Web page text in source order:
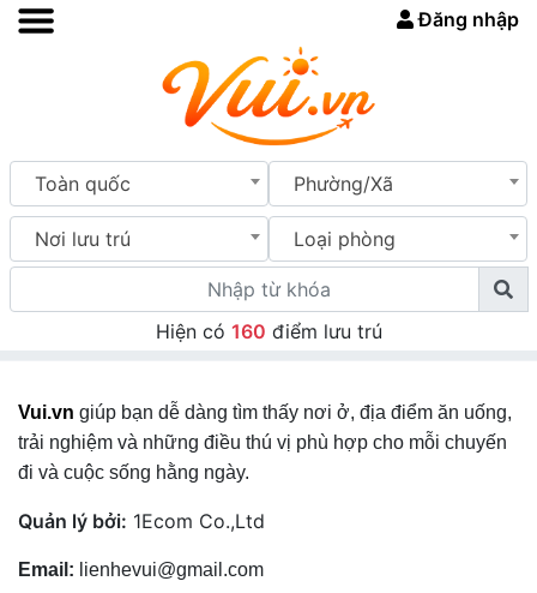
Đăng nhập
Toàn quốc Phường/Xã
Nơi lưu trú Loại phòng
Hiện có 160 điểm lưu trú
Vui.vn giúp bạn dễ dàng tìm thấy nơi ở, địa điểm ăn uống,
trải nghiệm và những điều thú vị phù hợp cho mỗi chuyến
đi và cuộc sống hằng ngày.
Quản lý bởi: 1Ecom Co.,Ltd
Email: lienhevui@gmail.com